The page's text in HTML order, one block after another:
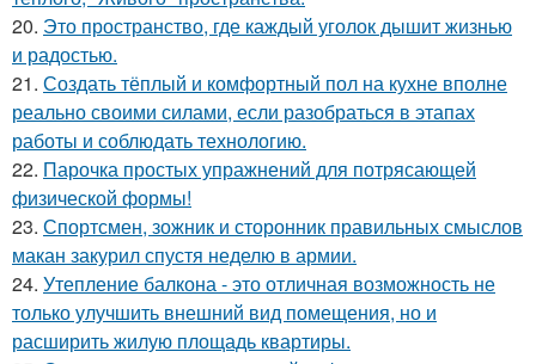
20. Это пространство, где каждый уголок дышит жизнью
и радостью.
21. Создать тёплый и комфортный пол на кухне вполне
реально своими силами, если разобраться в этапах
работы и соблюдать технологию.
22. Парочка простых упражнений для потрясающей
физической формы!
23. Спортсмен, зожник и сторонник правильных смыслов
макан закурил спустя неделю в армии.
24. Утепление балкона - это отличная возможность не
только улучшить внешний вид помещения, но и
расширить жилую площадь квартиры.